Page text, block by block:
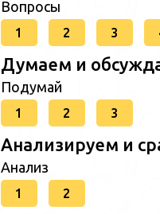
Вопросы
1 2 3
Думаем и
Подумай
1 2 3
Анализируем и
Анализ
1 2